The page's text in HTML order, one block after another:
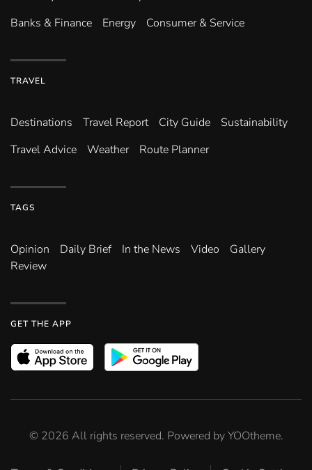
Banks & Finance
Energy Consumer & Service
TRAVEL
Destinations Travel Report City Guide
Sustainability
Travel Advice
Weather Route Planner
TAGS
Opinion Daily Brief In the News Video
Gallery
Review
GET THE APP
© 2026 All rights reserved. Powered byYOOtheme.